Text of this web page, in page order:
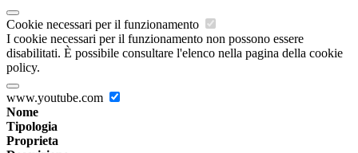
Cookie necessari per il funzionamento
I cookie necessari per il funzionamento non possono essere
disabilitati. È possibile consultare l'elenco nella pagina della cookie
policy.
www.youtube.com
Nome
Tipologia
Proprieta